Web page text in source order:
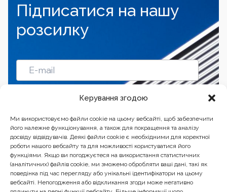
Керування згодою
Ми використовуємо файли cookie на цьому вебсайті, щоб забезпечити
його належне функціонування, а також для покращення та аналізу
досвіду відвідувачів. Деякі файли cookie є необхідними для коректної
роботи нашого вебсайту та для можливості користуватися його
функціями. Якщо ви погоджуєтеся на використання статистичних
(аналітичних) файлів cookie, ми зможемо обробляти ваші дані, такі як
поведінка під час перегляду або унікальні ідентифікатори на цьому
вебсайті. Непогодження або відкликання згоди може негативно
Підписатися на нашу
розсилку
Підписатись